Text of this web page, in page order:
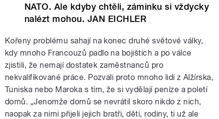
NATO. Ale kdyby chtěli, záminku si vždycky
nalézt mohou. JAN EICHLER
Kořeny problému sahají na konec druhé světové války,
kdy mnoho Francouzů padlo na bojištích a po válce
zjistili, že nemají dostatek zaměstnanců pro
nekvalifikované práce. Pozvali proto mnoho lidí z Alžírska,
Tuniska nebo Maroka s tím, že si vydělají peníze a poletí
domů. „Jenomže domů se nevrátil skoro nikdo z nich,
naopak za nimi přijeli jejich bratři, děti, rodiny, ti už ale